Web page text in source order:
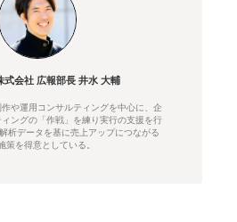
式会社 広報部長 井水 大輔
や運用コンサルティングを中心に、企
ングの「作戦」を練り実行の支援を行
析データを基に売上アップにつながる
策を得意としている。